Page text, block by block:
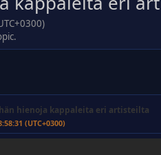
hienoja kappaleita eri artisteilta
(UTC+0300)